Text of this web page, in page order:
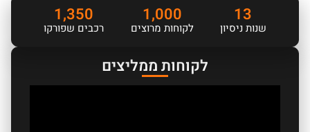
שנות ניסיון
13
לקוחות מרוצים
1,000
רכבים שפורקו
1,350
לקוחות ממליצים